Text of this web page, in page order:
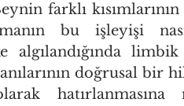
farklı
bu işleyişi
algılandığında
doğrusal bir
hatırlanmasına